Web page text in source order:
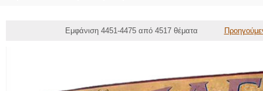
Εμφάνιση 4451-4475 από 4517 θέματα